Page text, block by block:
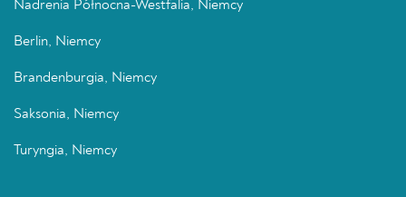
Nadrenia Północna-Westfalia, Niemcy
Berlin, Niemcy
Brandenburgia, Niemcy
Saksonia, Niemcy
Turyngia, Niemcy